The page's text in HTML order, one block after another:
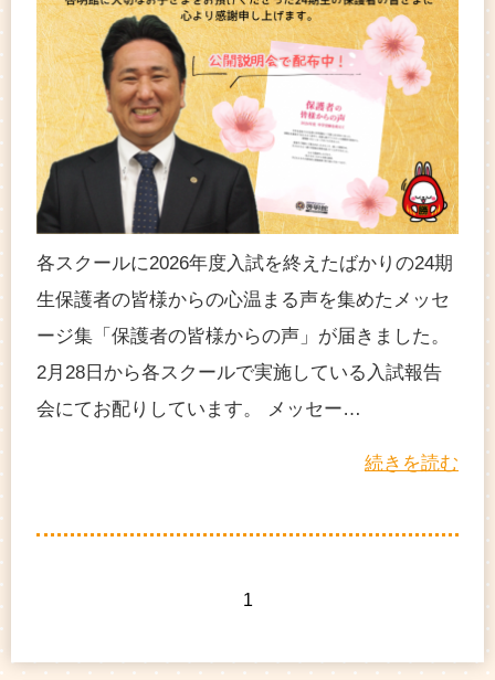
各スクールに2026年度入試を終えたばかりの24期
生保護者の皆様からの心温まる声を集めたメッセ
ージ集「保護者の皆様からの声」が届きました。
2月28日から各スクールで実施している入試報告
会にてお配りしています。 メッセー…
続きを読む
1